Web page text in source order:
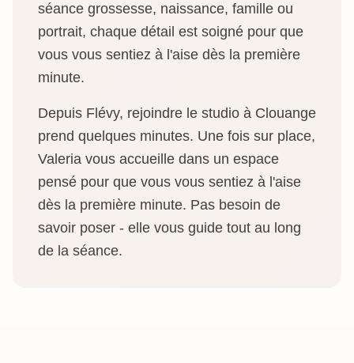
séance grossesse, naissance, famille ou
portrait, chaque détail est soigné pour que
vous vous sentiez à l'aise dès la première
minute.
Depuis Flévy, rejoindre le studio à Clouange
prend quelques minutes. Une fois sur place,
Valeria vous accueille dans un espace
pensé pour que vous vous sentiez à l'aise
dès la première minute. Pas besoin de
savoir poser - elle vous guide tout au long
de la séance.